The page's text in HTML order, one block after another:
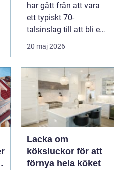
har gått från att vara
ett typiskt 70-
talsinslag till att bli en
modern lösning...
20 maj 2026
Lacka om
köksluckor för att
förnya hela köket